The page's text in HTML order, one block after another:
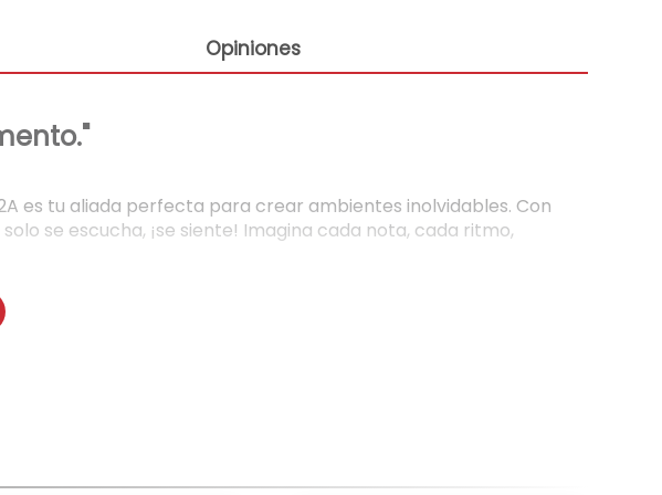
Opiniones
es tu aliada perfecta para crear ambientes inolvidables. Con
se escucha, ¡se siente! Imagina cada nota, cada ritmo,
y reproduce tus playlists favoritas con la mejor calidad.
crean un ambiente festivo que hará que todos se
te permite conectar dos cornetas de forma inalámbrica y